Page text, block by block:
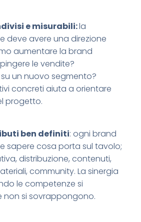
e misurabili:la
deve avere una direzione
aumentare la brand
le vendite?
un nuovo segmento?
concreti aiuta a orientare
progetto.
ben definiti: ogni brand
sapere cosa porta sul tavolo;
distribuzione, contenuti,
community. La sinergia
le competenze si
si sovrappongono.